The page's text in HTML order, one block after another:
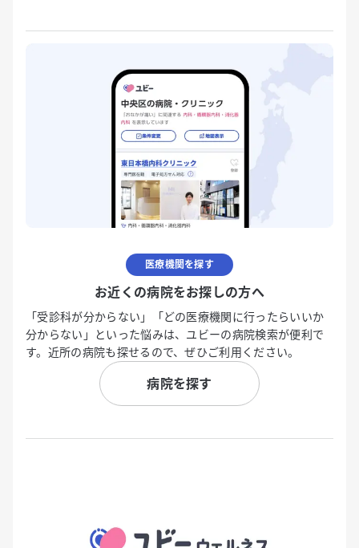
医療機関を探す
お近くの病院をお探しの方へ
「受診科が分からない」「どの医療機関に行ったらいいか
分からない」といった悩みは、ユビーの病院検索が便利で
す。近所の病院も探せるので、ぜひご利用ください。
病院を探す